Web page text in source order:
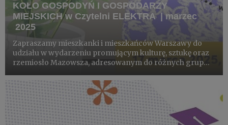
KOŁO GOSPODYŃ I GOSPODARZY
MIEJSKICH w Czytelni ELEKTRA | marzec
2025
Zapraszamy mieszkanki i mieszkańców Warszawy do
udziału w wydarzeniu promującym kulturę, sztukę oraz
rzemiosło Mazowsza, adresowanym do różnych grup
kultura tradycyjna prezentowana będzie zarówno w
autentycznej formie, jak...